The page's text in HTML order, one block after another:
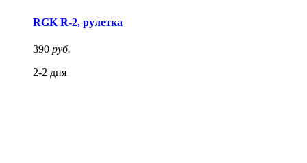
RGK R-2, рулетка
390 руб.
2-2 дня